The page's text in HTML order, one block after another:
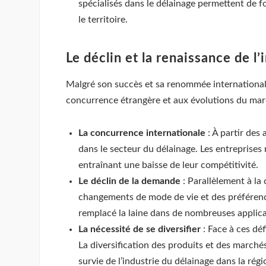
spécialisés dans le délainage permettent de
le territoire.
Le déclin et la renaissance de
Malgré son succès et sa renommée
concurrence étrangère et aux évolutions du
La concurrence internationale : À partir des
dans le secteur du délainage. Les
entraînant une baisse de leur compétitivité.
Le déclin de la demande : Parallèlement à la
changements de mode de vie et des
remplacé la laine dans de nombreuses
La nécessité de se diversifier : Face à ces
La diversification des produits et des
survie de l’industrie du délainage dans la